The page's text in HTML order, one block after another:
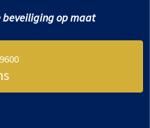
beveiliging op maat